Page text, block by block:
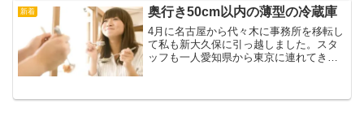
名古屋の事務所は静かでしたので音楽は
必須でした(^_^;)最...
新着 奥行き50cm以内の薄型の冷蔵庫
4月に名古屋から代々木に事務所を移転し
て私も新大久保に引っ越しました。スタ
ッフも一人愛知県から東京に連れてきま
いのとあきらかに設定ミスで冷蔵庫の奥